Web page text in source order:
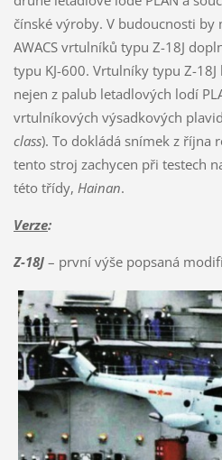
čínské výroby. V budoucnosti
AWACS vrtulníků typu Z-18J
typu KJ-600. Vrtulníky typu Z-
nejen z palub letadlových lodí
vrtulníkových výsadkových
class). To dokládá snímek z října
tento stroj zachycen při testech
této třídy, Hainan.
Verze:
Z-18J– první výše popsaná